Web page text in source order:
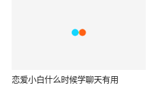
恋爱小白什么时候学聊天有用